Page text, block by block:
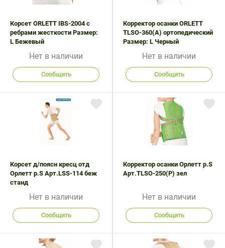
Корсет ORLETT IBS-2004 с
ребрами жесткости Размер:
L Бежевый
Нет в наличии
Сообщить
Корректор осанки ORLETT
TLSO-360(A) ортопедический
Размер: L Черный
Нет в наличии
Сообщить
Корсет д/поясн кресц отд
Орлетт р.S Арт.LSS-114 беж
станд
Нет в наличии
Сообщить
Корректор осанки Орлетт р.S
Арт.TLSO-250(P) зел
Нет в наличии
Сообщить